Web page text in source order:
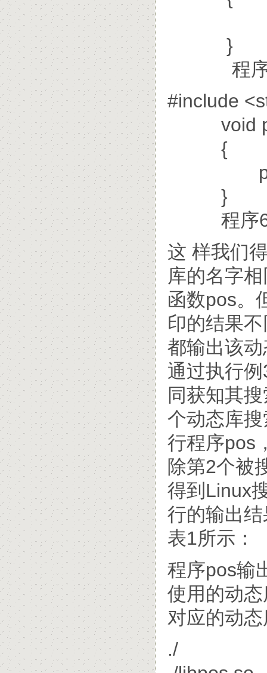
}
程序5:
#include
void
{
}
程序6:
这 样我们
库的名字
函数pos。
印的结果
都输出该
通过执行
同获知其
个动态库
行程序pos
除第2个被
得到Linux
行的输出
表1所示：
程序pos输
使用的动态
对应的动
./